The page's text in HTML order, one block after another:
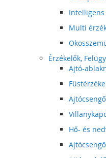
Multi
Érzékelők,
Ajtó-
Hő- és
Ajtócsengő